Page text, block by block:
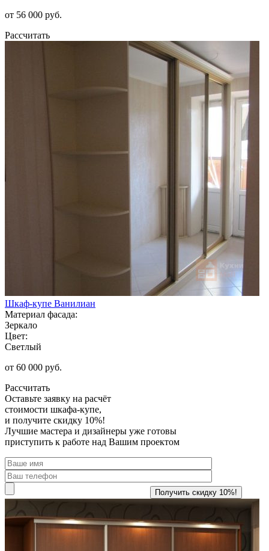
от 56 000 руб.
Рассчитать
Шкаф-купе Ванилиан
Материал фасада:
Зеркало
Цвет:
Светлый
от 60 000 руб.
Рассчитать
Оставьте заявку на расчёт
стоимости шкафа-купе,
и получите скидку 10%!
Лучшие мастера и дизайнеры уже готовы
приступить к работе над Вашим проектом